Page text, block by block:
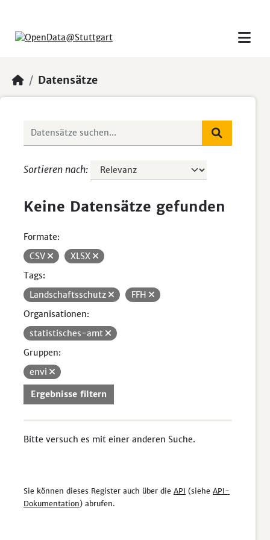
Datensätze
Sortieren nach
Keine Datensätze gefunden
Formate:
CSV
XLSX
Tags:
Landschaftsschutz
FFH
Organisationen:
statistisches-amt
Gruppen:
envi
Ergebnisse filtern
Bitte versuch es mit einer anderen Suche.
Sie können dieses Register auch über die API (siehe API-
Dokumentation) abrufen.